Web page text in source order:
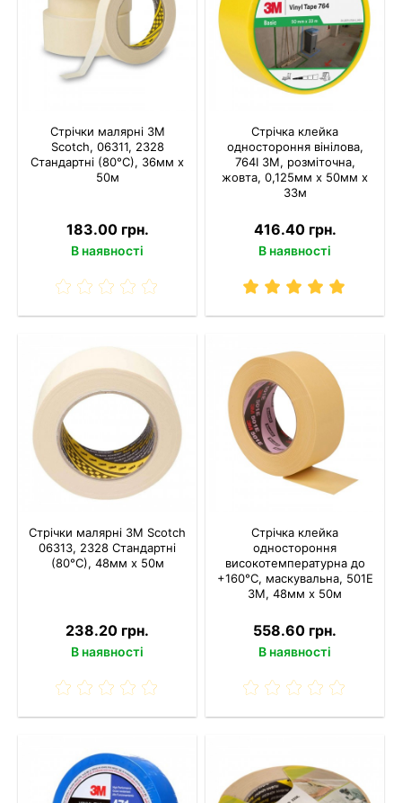
Стрічки малярні 3M
Scotch, 06311, 2328
Стандартні (80°С), 36мм x
50м
183.00 грн.
В наявності
Стрічка клейка
одностороння вінілова,
764I 3M, розміточна,
жовта, 0,125мм х 50мм х
33м
416.40 грн.
В наявності
Стрічки малярні 3M Scotch
06313, 2328 Стандартні
(80°С), 48мм x 50м
238.20 грн.
В наявності
Стрічка клейка
одностороння
високотемпературна до
+160°С, маскувальна, 501E
3M, 48мм х 50м
558.60 грн.
В наявності